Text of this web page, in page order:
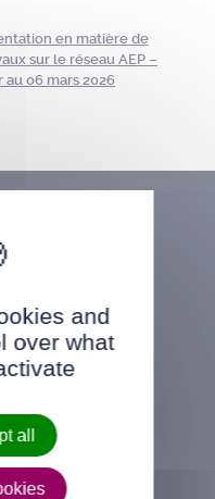
en matière de
sur le réseau AEP –
au 06 mars 2026
and
over what
all